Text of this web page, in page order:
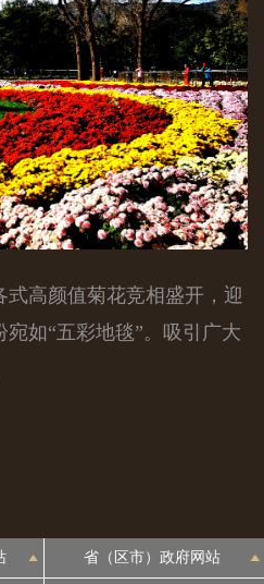
高颜值菊花竞相盛开，迎
如“五彩地毯”。吸引广大
省（区市）政府网站